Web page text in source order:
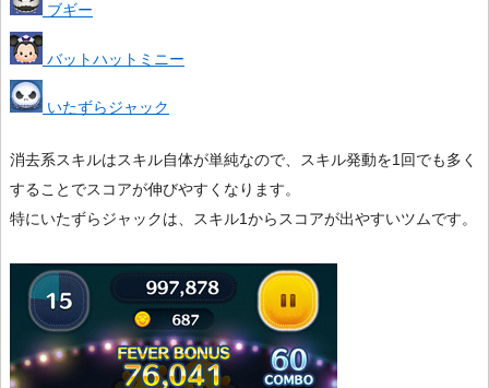
ブギー
バットハットミニー
いたずらジャック
消去系スキルはスキル自体が単純なので、スキル発動を1回でも多く
することでスコアが伸びやすくなります。
特にいたずらジャックは、スキル1からスコアが出やすいツムです。